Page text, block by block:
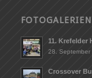
FOTOGALERIEN
11. Krefelder
28. September
Crossover